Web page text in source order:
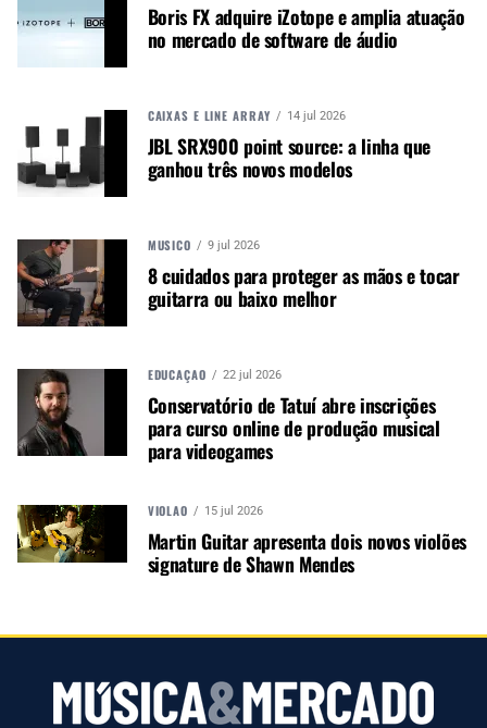
Staner com artistas que utilizam equipamentos da
marca em diferentes contextos de palco e
produção musical.
Com a Heritage, a empresa revisita parte de sua
própria história no mercado brasileiro e leva essa
de instrumentos. O BX250 e o GT250 chegam
como os primeiros representantes dessa
proposta, voltada a baixistas e guitarristas que
Autor:
Redação M&M
Música &amp; Mercado é uma
Boris FX adquire iZotope e amplia atuação
no mercado de software de áudio
CAIXAS E LINE ARRAY 14 jul 2026
JBL SRX900 point source: a linha que
ganhou três novos modelos
MÚSICO 9 jul 2026
8 cuidados para proteger as mãos e tocar
guitarra ou baixo melhor
EDUCAÇÃO 22 jul 2026
Conservatório de Tatuí abre inscrições
para curso online de produção musical
para videogames
VIOLÃO 15 jul 2026
Martin Guitar apresenta dois novos violões
signature de Shawn Mendes